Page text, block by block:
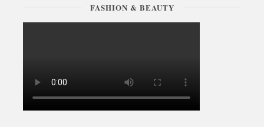
FASHION & BEAUTY